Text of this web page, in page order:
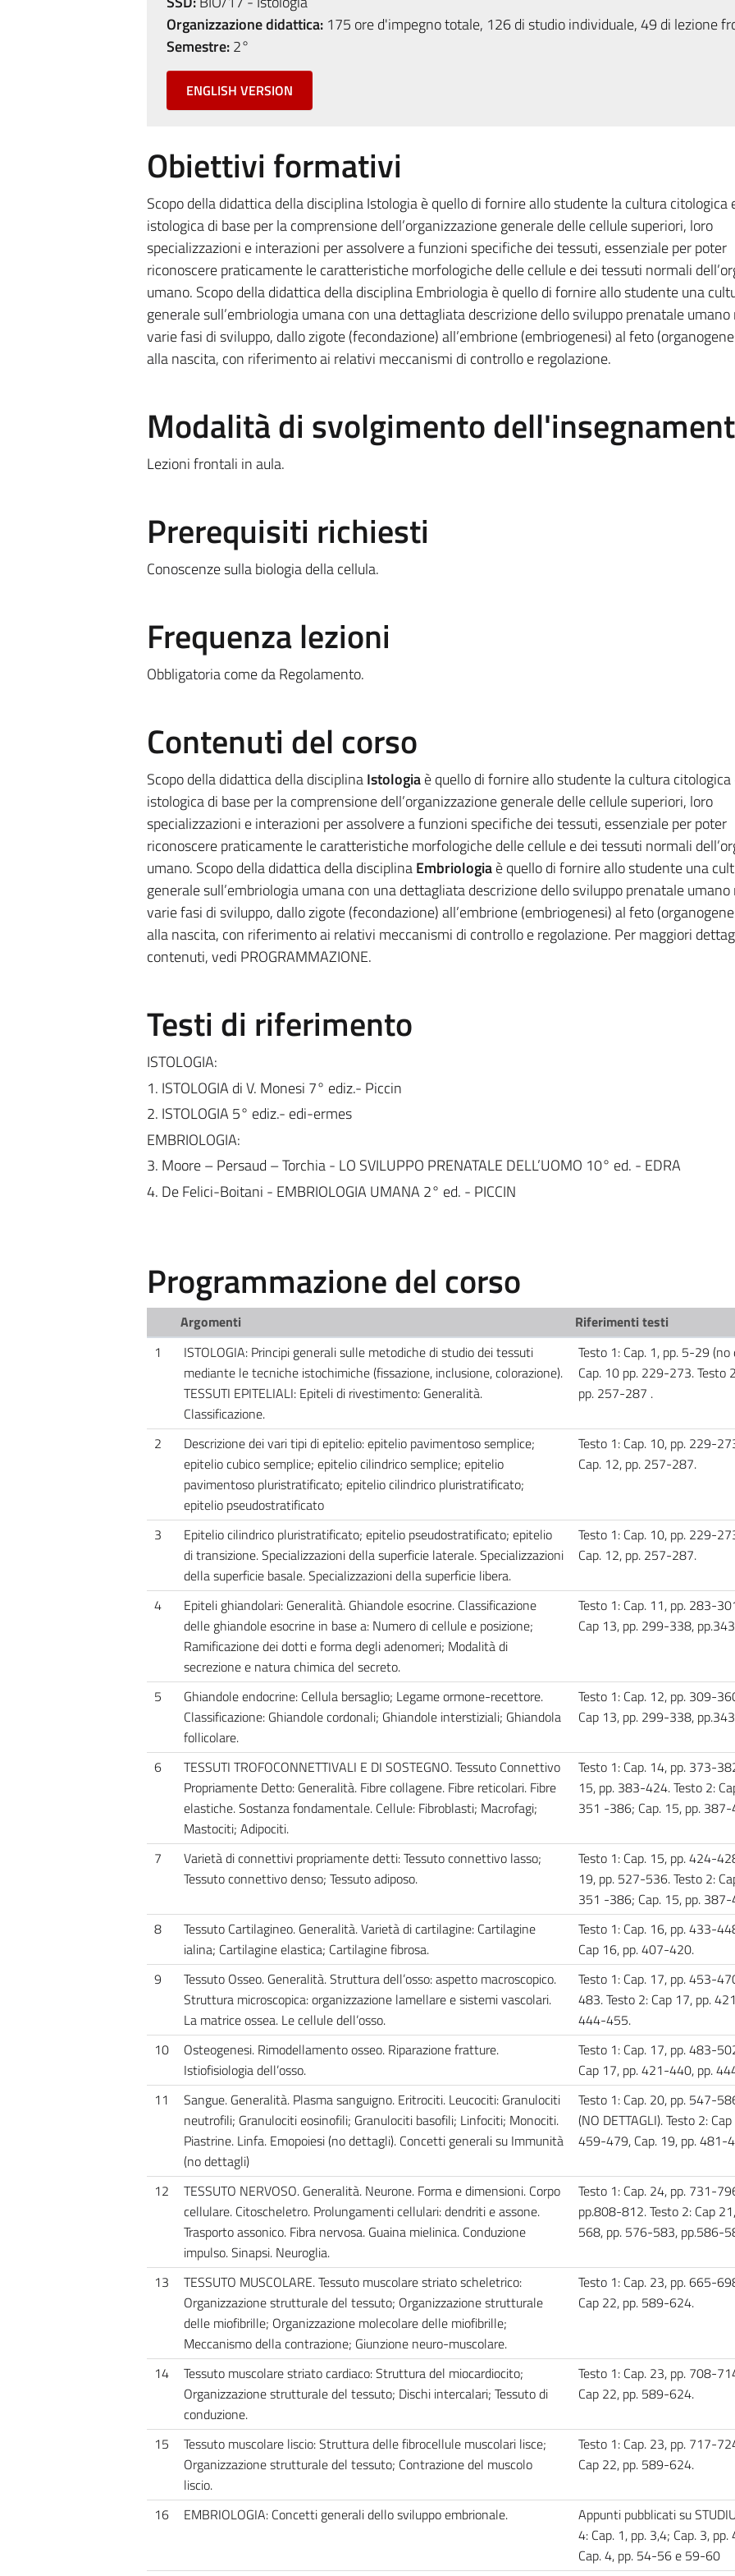
Organizzazione didattica:175 ore d'impegno totale, 126 di studio individuale, 49 di lezione
Semestre:2°
ENGLISH VERSION
Obiettivi formativi
Scopo della didattica della disciplina Istologia è quello di fornire allo studente la cultura citologica
istologica di base per la comprensione dell’organizzazione generale delle cellule superiori, loro
specializzazioni e interazioni per assolvere a funzioni specifiche dei tessuti, essenziale per poter
riconoscere praticamente le caratteristiche morfologiche delle cellule e dei tessuti normali
umano. Scopo della didattica della disciplina Embriologia è quello di fornire allo studente una
generale sull’embriologia umana con una dettagliata descrizione dello sviluppo prenatale umano
varie fasi di sviluppo, dallo zigote (fecondazione) all’embrione (embriogenesi) al feto
alla nascita, con riferimento ai relativi meccanismi di controllo e regolazione.
Modalità di svolgimento
Lezioni frontali in aula.
Prerequisiti richiesti
Conoscenze sulla biologia della cellula.
Frequenza lezioni
Obbligatoria come da Regolamento.
Contenuti del corso
Scopo della didattica della disciplinaIstologiaè quello di fornire allo studente la cultura citologica
istologica di base per la comprensione dell’organizzazione generale delle cellule superiori, loro
specializzazioni e interazioni per assolvere a funzioni specifiche dei tessuti, essenziale per poter
riconoscere praticamente le caratteristiche morfologiche delle cellule e dei tessuti normali
umano. Scopo della didattica della disciplinaEmbriologiaè quello di fornire allo studente una
generale sull’embriologia umana con una dettagliata descrizione dello sviluppo prenatale umano
varie fasi di sviluppo, dallo zigote (fecondazione) all’embrione (embriogenesi) al feto
alla nascita, con riferimento ai relativi meccanismi di controllo e regolazione. Per maggiori
contenuti, vedi PROGRAMMAZIONE.
Testi di riferimento
ISTOLOGIA:
1. ISTOLOGIA di V. Monesi 7° ediz.- Piccin
2. ISTOLOGIA 5° ediz.- edi-ermes
EMBRIOLOGIA:
3. Moore – Persaud – Torchia - LO SVILUPPO PRENATALE DELL’UOMO 10° ed. - EDRA
4. De Felici-Boitani - EMBRIOLOGIA UMANA 2° ed. - PICCIN
Programmazione del corso
Argomenti
Riferimenti testi
1
ISTOLOGIA: Principi generali sulle metodiche di studio dei tessuti
mediante le tecniche istochimiche (fissazione, inclusione, colorazione).
TESSUTI EPITELIALI: Epiteli di rivestimento: Generalità.
Classificazione.
Testo 1: Cap. 1, pp. 5-29
Cap. 10 pp. 229-273. Testo
pp. 257-287 .
2
Descrizione dei vari tipi di epitelio: epitelio pavimentoso semplice;
epitelio cubico semplice; epitelio cilindrico semplice; epitelio
pavimentoso pluristratificato; epitelio cilindrico pluristratificato;
epitelio pseudostratificato
Testo 1: Cap. 10, pp. 229-
Cap. 12, pp. 257-287.
3
Epitelio cilindrico pluristratificato; epitelio pseudostratificato; epitelio
di transizione. Specializzazioni della superficie laterale. Specializzazioni
della superficie basale. Specializzazioni della superficie libera.
Testo 1: Cap. 10, pp. 229-
Cap. 12, pp. 257-287.
4
Epiteli ghiandolari: Generalità. Ghiandole esocrine. Classificazione
delle ghiandole esocrine in base a: Numero di cellule e posizione;
Ramificazione dei dotti e forma degli adenomeri; Modalità di
secrezione e natura chimica del secreto.
Testo 1: Cap. 11, pp. 283-
Cap 13, pp. 299-338,
5
Ghiandole endocrine: Cellula bersaglio; Legame ormone-recettore.
Classificazione: Ghiandole cordonali; Ghiandole interstiziali; Ghiandola
follicolare.
Testo 1: Cap. 12, pp. 309-
Cap 13, pp. 299-338,
6
TESSUTI TROFOCONNETTIVALI E DI SOSTEGNO. Tessuto Connettivo
Propriamente Detto: Generalità. Fibre collagene. Fibre reticolari. Fibre
elastiche. Sostanza fondamentale. Cellule: Fibroblasti; Macrofagi;
Mastociti; Adipociti.
Testo 1: Cap. 14, pp. 373-
15, pp. 383-424. Testo 2:
351 -386; Cap. 15, pp.
7
Varietà di connettivi propriamente detti: Tessuto connettivo lasso;
Tessuto connettivo denso; Tessuto adiposo.
Testo 1: Cap. 15, pp. 424-
19, pp. 527-536. Testo 2:
351 -386; Cap. 15, pp.
8
Tessuto Cartilagineo. Generalità. Varietà di cartilagine: Cartilagine
ialina; Cartilagine elastica; Cartilagine fibrosa.
Testo 1: Cap. 16, pp. 433-
Cap 16, pp. 407-420.
9
Tessuto Osseo. Generalità. Struttura dell’osso: aspetto macroscopico.
Struttura microscopica: organizzazione lamellare e sistemi vascolari.
La matrice ossea. Le cellule dell’osso.
Testo 1: Cap. 17, pp. 453-
483. Testo 2: Cap 17, pp.
444-455.
10
Osteogenesi. Rimodellamento osseo. Riparazione fratture.
Istiofisiologia dell’osso.
Testo 1: Cap. 17, pp. 483-
Cap 17, pp. 421-440, pp.
11
Sangue. Generalità. Plasma sanguigno. Eritrociti. Leucociti: Granulociti
neutrofili; Granulociti eosinofili; Granulociti basofili; Linfociti; Monociti.
Piastrine. Linfa. Emopoiesi (no dettagli). Concetti generali su Immunità
(no dettagli)
Testo 1: Cap. 20, pp. 547-
(NO DETTAGLI). Testo 2:
459-479, Cap. 19, pp. 481-
12
TESSUTO NERVOSO. Generalità. Neurone. Forma e dimensioni. Corpo
cellulare. Citoscheletro. Prolungamenti cellulari: dendriti e assone.
Trasporto assonico. Fibra nervosa. Guaina mielinica. Conduzione
impulso. Sinapsi. Neuroglia.
Testo 1: Cap. 24, pp. 731-
pp.808-812. Testo 2: Cap
568, pp. 576-583, pp.586-
13
TESSUTO MUSCOLARE. Tessuto muscolare striato scheletrico:
Organizzazione strutturale del tessuto; Organizzazione strutturale
delle miofibrille; Organizzazione molecolare delle miofibrille;
Meccanismo della contrazione; Giunzione neuro-muscolare.
Testo 1: Cap. 23, pp. 665-
Cap 22, pp. 589-624.
14
Tessuto muscolare striato cardiaco: Struttura del miocardiocito;
Organizzazione strutturale del tessuto; Dischi intercalari; Tessuto di
conduzione.
Testo 1: Cap. 23, pp. 708-
Cap 22, pp. 589-624.
15
Tessuto muscolare liscio: Struttura delle fibrocellule muscolari lisce;
Organizzazione strutturale del tessuto; Contrazione del muscolo
liscio.
Testo 1: Cap. 23, pp. 717-
Cap 22, pp. 589-624.
16 EMBRIOLOGIA: Concetti generali dello sviluppo embrionale.
Appunti pubblicati su
4: Cap. 1, pp. 3,4; Cap. 3,
Cap. 4, pp. 54-56 e 59-60